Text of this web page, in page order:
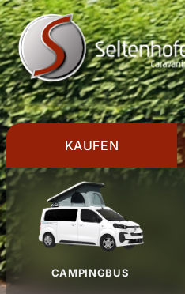
TOGGLE
MENU
KAUFEN
CAMPINGBUS